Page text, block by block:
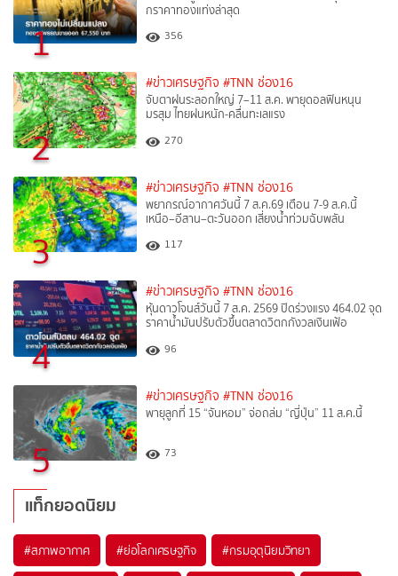
1
กราคาทองแท่งล่าสุด
356
2
#ข่าวเศรษฐกิจ #TNN ช่อง16
จับตาฝนระลอกใหญ่ 7–11 ส.ค. พายุดอลฟินหนุน
มรสุม ไทยฝนหนัก-คลื่นทะเลแรง
270
3
#ข่าวเศรษฐกิจ #TNN ช่อง16
พยากรณ์อากาศวันนี้ 7 ส.ค.69 เตือน 7-9 ส.ค.นี้
เหนือ–อีสาน–ตะวันออก เสี่ยงน้ำท่วมฉับพลัน
117
4
#ข่าวเศรษฐกิจ #TNN ช่อง16
หุ้นดาวโจนส์วันนี้ 7 ส.ค. 2569 ปิดร่วงแรง 464.02 จุด
ราคาน้ำมันปรับตัวขึ้นตลาดวิตกกังวลเงินเฟ้อ
96
5
#ข่าวเศรษฐกิจ #TNN ช่อง16
พายุลูกที่ 15 “จันหอม” จ่อถล่ม “ญี่ปุ่น” 11 ส.ค.นี้
73
แท็กยอดนิยม
#สภาพอากาศ #ย่อโลกเศรษฐกิจ #กรมอุตุนิยมวิทยา